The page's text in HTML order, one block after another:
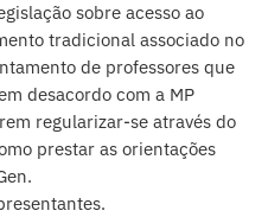
sobre acesso ao
tradicional associado no
de professores que
desacordo com a MP
regularizar-se através do
prestar as orientações